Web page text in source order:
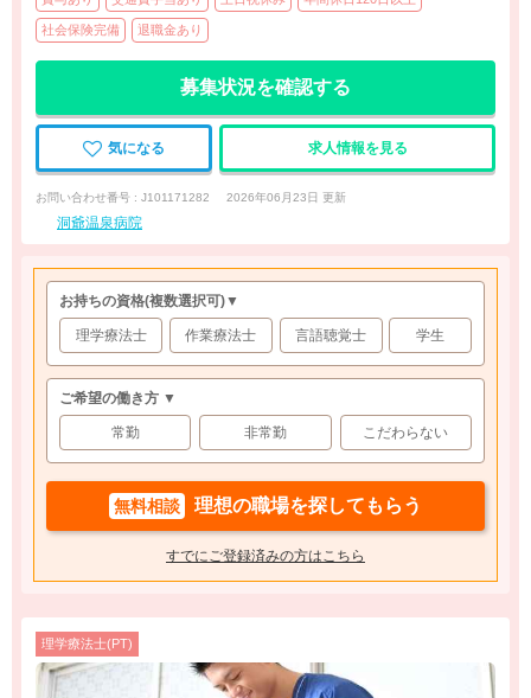
社会保険完備 退職金あり
募集状況を確認する
気になる 求人情報を見る
お問い合わせ番号 : J101171282 2026年06月23日 更新
洞爺温泉病院
お持ちの資格(複数選択可)▼
理学療法士 作業療法士 言語聴覚士 学生
ご希望の働き方 ▼
常勤 非常勤 こだわらない
無料相談 理想の職場を探してもらう
すでにご登録済みの方はこちら
理学療法士(PT)